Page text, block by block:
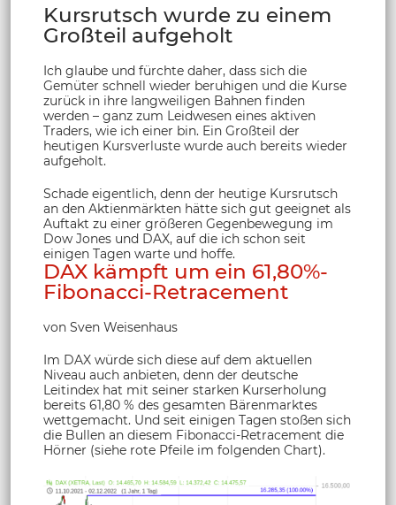
Kursrutsch wurde zu einem
Großteil aufgeholt
Ich glaube und fürchte daher, dass sich die
Gemüter schnell wieder beruhigen und die Kurse
zurück in ihre langweiligen Bahnen finden
werden – ganz zum Leidwesen eines aktiven
Traders, wie ich einer bin. Ein Großteil der
heutigen Kursverluste wurde auch bereits wieder
aufgeholt.
Schade eigentlich, denn der heutige Kursrutsch
an den Aktienmärkten hätte sich gut geeignet als
Auftakt zu einer größeren Gegenbewegung im
Dow Jones und DAX, auf die ich schon seit
einigen Tagen warte und hoffe.
DAX kämpft um ein 61,80%-
Fibonacci-Retracement
von Sven Weisenhaus
Im DAX würde sich diese auf dem aktuellen
Niveau auch anbieten, denn der deutsche
Leitindex hat mit seiner starken Kurserholung
bereits 61,80 % des gesamten Bärenmarktes
wettgemacht. Und seit einigen Tagen stoßen sich
die Bullen an diesem Fibonacci-Retracement die
Hörner (siehe rote Pfeile im folgenden Chart).